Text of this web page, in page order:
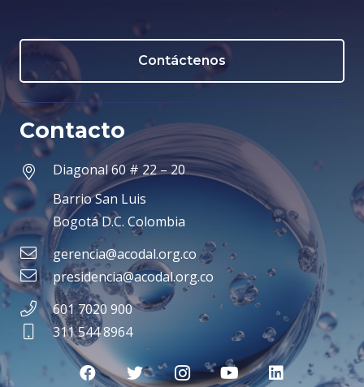
Contáctenos
Contacto
Diagonal 60 # 22 – 20
Barrio San Luis
Bogotá D.C. Colombia
gerencia@acodal.org.co
presidencia@acodal.org.co
601 7020 900
311 544 8964